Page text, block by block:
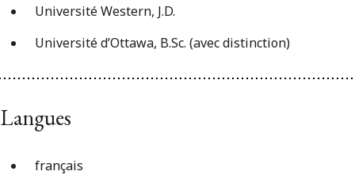
Université Western, J.D.
Université d’Ottawa, B.Sc. (avec distinction)
Langues
français